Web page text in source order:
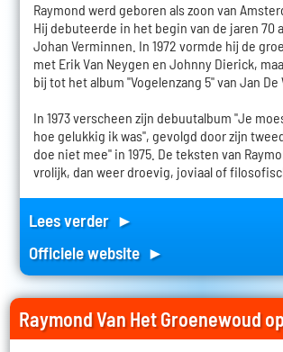
Raymond werd geboren als zoon van
Hij debuteerde in het begin van de jaren 70
Johan Verminnen. In 1972 vormde hij de
met Erik Van Neygen en Johnny Dierick,
bij tot het album "Vogelenzang 5" van Jan De
In 1973 verscheen zijn debuutalbum "Je
hoe gelukkig ik was", gevolgd door zijn
doe niet mee" in 1975. De teksten van
vrolijk, dan weer droevig, joviaal of
Lees verder ►
Officiele website ►
Raymond Van Het Groenewoud